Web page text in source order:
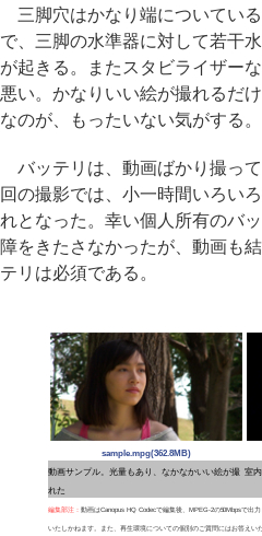
三脚穴はかなり端についてい
で、三脚の水準器に対して若干
が起きる。またスタビライザー
悪い。かなりいい絵が撮れるだ
なのが、もったいない気がする。
バッテリは、動画ばかり撮っ
回の撮影では、小一時間いろい
れとなった。幸い個人所有のバ
障をきたさなかったが、動画も
テリは必須である。
sample.mpg(362.8MB)
動画サンプル。光量もあり、なかなかいい絵が撮
れた
室
編集部注： 動画はCanopus HQ Codecで編集後、MPEG-2の50Mbpsで出
いたしかねます。また、再生環境についての個別のご質問にはお答えい